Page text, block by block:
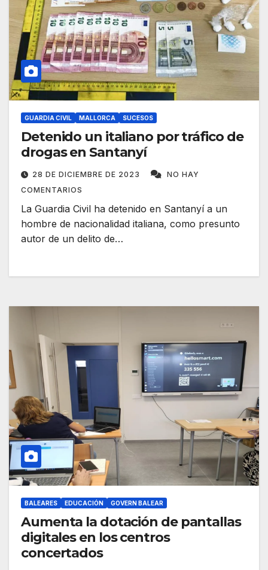
GUARDIA CIVIL MALLORCA SUCESOS
Detenido un italiano por tráfico de
drogas en Santanyí
28 DE DICIEMBRE DE 2023
NO HAY
COMENTARIOS
La Guardia Civil ha detenido en Santanyí a un
hombre de nacionalidad italiana, como presunto
autor de un delito de…
BALEARES EDUCACIÓN GOVERN BALEAR
Aumenta la dotación de pantallas
digitales en los centros
concertados